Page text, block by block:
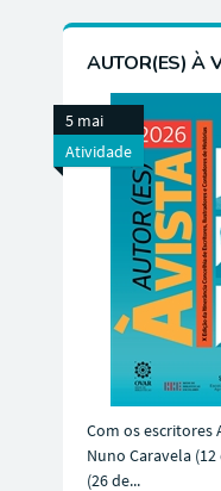
AUTOR(ES) À
5 mai
Atividade
Com os escritores
Nuno Caravela
(26 de...